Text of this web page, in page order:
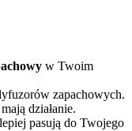
w Twoim
zapachowych.
działanie.
pasują do Twojego